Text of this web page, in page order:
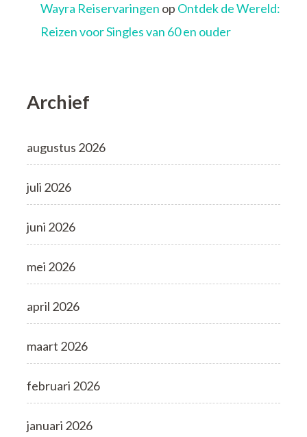
Wayra Reiservaringen op Ontdek de Wereld:
Reizen voor Singles van 60 en ouder
Archief
augustus 2026
juli 2026
juni 2026
mei 2026
april 2026
maart 2026
februari 2026
januari 2026